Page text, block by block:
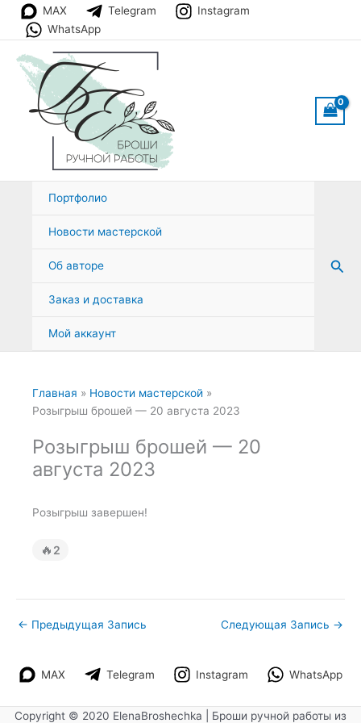
Перейти
содержимому
MAX Telegram
Instagram
WhatsApp
Портфолио
Новости мастерской
Об авторе
Заказ и доставка
Мой аккаунт
Главная
Новости мастерской
Розыгрыш брошей — 20 августа 2023
Розыгрыш брошей — 20
августа 2023
Розыгрыш завершен!
🔥 2
← Предыдущая Запись Следующая Запись →
MAX Telegram Instagram WhatsApp
Copyright © 2020 ElenaBroshechka | Броши ручной работы из